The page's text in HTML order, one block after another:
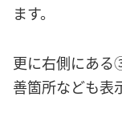
ます。
更に右側にあ
善箇所なども表